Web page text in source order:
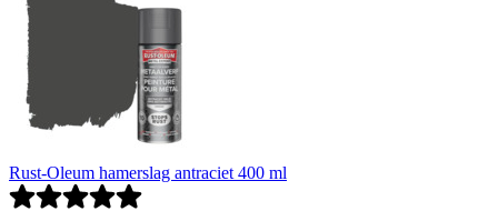
Rust-Oleum hamerslag antraciet 400 ml